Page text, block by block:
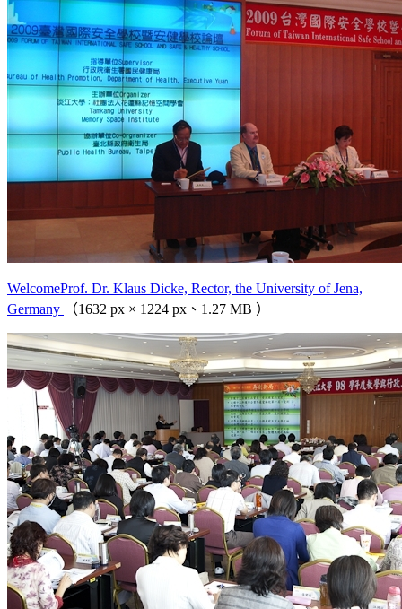
WelcomeProf. Dr. Klaus Dicke, Rector, the University of Jena,
Germany
（1632 px × 1224 px、1.27 MB ）